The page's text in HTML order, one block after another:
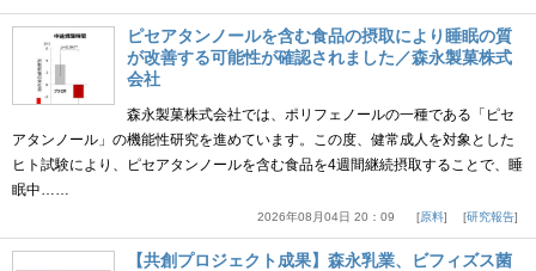
ピセアタンノールを含む食品の摂取により睡眠の質
が改善する可能性が確認されました／森永製菓株式
会社
森永製菓株式会社では、ポリフェノールの一種である「ピセ
アタンノール」の機能性研究を進めています。この度、健常成人を対象とした
ヒト試験により、ピセアタンノールを含む食品を4週間継続摂取することで、睡
眠中……
2026年08月04日 20：09 原料 研究報告
【共創プロジェクト成果】森永乳業、ビフィズス菌